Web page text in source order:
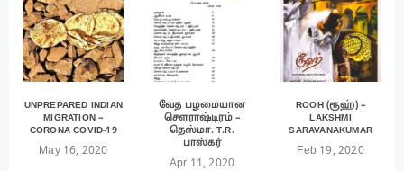
UNPREPARED INDIAN
MIGRATION –
CORONA COVID-19
May 16, 2020
வேத பழமையான
சௌராஷ்டிரம் –
தெஸ்மா. T.R.
பாஸ்கர்
Apr 11, 2020
ROOH (ரூஹ்) –
LAKSHMI
SARAVANAKUMAR
Feb 19, 2020